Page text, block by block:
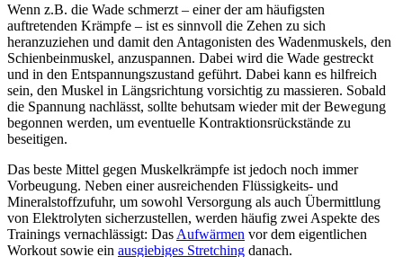
Wenn z.B. die Wade schmerzt – einer der am häufigsten
auftretenden Krämpfe – ist es sinnvoll die Zehen zu sich
heranzuziehen und damit den Antagonisten des Wadenmuskels, den
Schienbeinmuskel, anzuspannen. Dabei wird die Wade gestreckt
und in den Entspannungszustand geführt. Dabei kann es hilfreich
sein, den Muskel in Längsrichtung vorsichtig zu massieren. Sobald
die Spannung nachlässt, sollte behutsam wieder mit der Bewegung
begonnen werden, um eventuelle Kontraktionsrückstände zu
beseitigen.
Das beste Mittel gegen Muskelkrämpfe ist jedoch noch immer
Vorbeugung. Neben einer ausreichenden Flüssigkeits- und
Mineralstoffzufuhr, um sowohl Versorgung als auch Übermittlung
von Elektrolyten sicherzustellen, werden häufig zwei Aspekte des
Trainings vernachlässigt: Das Aufwärmen vor dem eigentlichen
Workout sowie ein ausgiebiges Stretching danach.